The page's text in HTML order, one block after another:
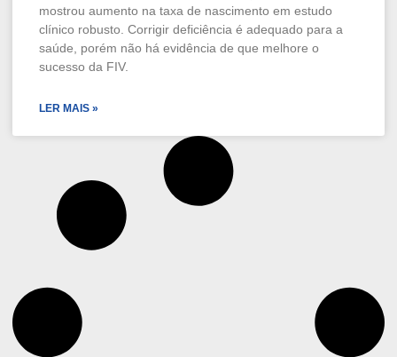
mostrou aumento na taxa de nascimento em estudo
clínico robusto. Corrigir deficiência é adequado para a
saúde, porém não há evidência de que melhore o
sucesso da FIV.
LER MAIS »